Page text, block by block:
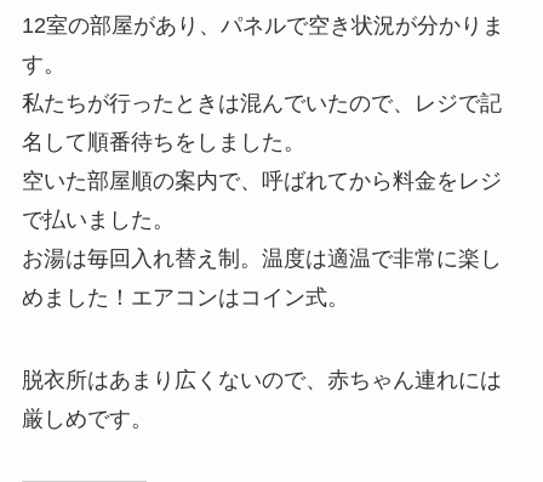
12室の部屋があり、パネルで空き状況が分かりま
す。
私たちが行ったときは混んでいたので、レジで記
名して順番待ちをしました。
空いた部屋順の案内で、呼ばれてから料金をレジ
で払いました。
お湯は毎回入れ替え制。温度は適温で非常に楽し
めました！エアコンはコイン式。
脱衣所はあまり広くないので、赤ちゃん連れには
厳しめです。